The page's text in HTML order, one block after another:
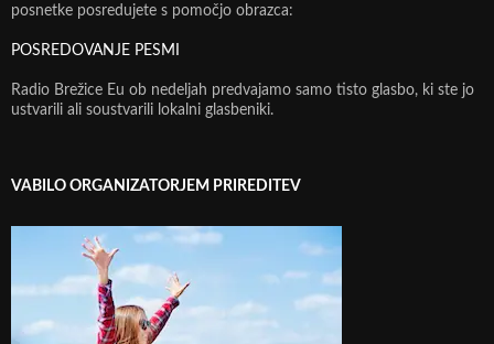
posnetke posredujete s pomočjo obrazca:
POSREDOVANJE PESMI
Radio Brežice Eu ob nedeljah predvajamo samo tisto glasbo, ki ste jo
ustvarili ali soustvarili lokalni glasbeniki.
VABILO ORGANIZATORJEM PRIREDITEV